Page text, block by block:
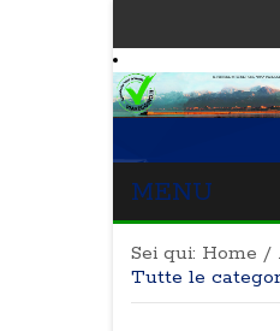
MENU
Sei qui: Home /
Tutte le